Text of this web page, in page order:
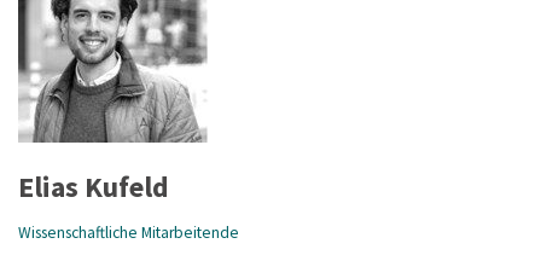
Elias Kufeld
Wissenschaftliche Mitarbeitende